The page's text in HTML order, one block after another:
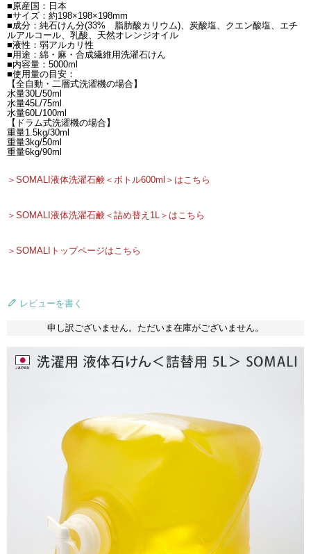
■原産国：日本
■サイズ：約198×198×198mm
■成分：純石けん分(33% 脂肪酸カリウム)、炭酸塩、クエン酸塩、エチ
ルアルコール、乳酸、天然オレンジオイル
■液性：弱アルカリ性
■用途：綿・麻・合成繊維用洗濯石けん
■内容量：5000ml
■使用量の目安：
【全自動・二層式洗濯機の場合】
水量30L/50ml
水量45L/75ml
水量60L/100ml
【ドラム式洗濯機の場合】
重量1.5kg/30ml
重量3kg/50ml
重量6kg/90ml
＞SOMALI液体洗濯石鹸＜ボトル600ml＞はこちら
＞SOMALI液体洗濯石鹸＜詰め替え1L＞はこちら
＞SOMALIトップページはこちら
レビューを書く
申し訳ございません。ただいま在庫がございません。